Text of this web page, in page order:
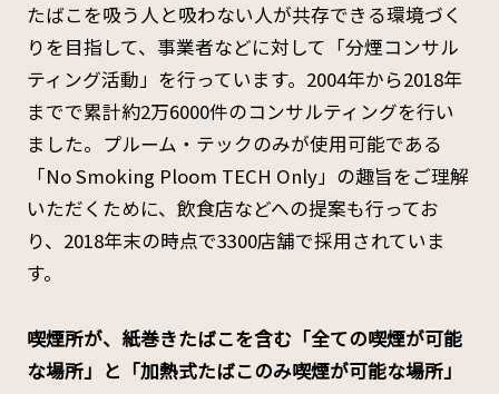
たばこを吸う人と吸わない人が共存できる環境づく
りを目指して、事業者などに対して「分煙コンサル
ティング活動」を行っています。2004年から2018年
までで累計約2万6000件のコンサルティングを行い
ました。プルーム・テックのみが使用可能である
「No Smoking Ploom TECH Only」の趣旨をご理解
いただくために、飲食店などへの提案も行ってお
り、2018年末の時点で3300店舗で採用されていま
す。
――喫煙所が、紙巻きたばこを含む「全ての喫煙が可能
な場所」と「加熱式たばこのみ喫煙が可能な場所」